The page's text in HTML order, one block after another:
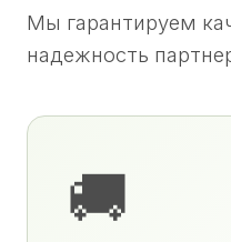
Мы гарантируем
надежность
🚚